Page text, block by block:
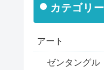
カテゴリー
アート
ゼンタングル